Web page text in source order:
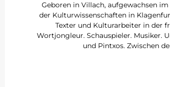
Geboren in Villach, aufgewachsen
der Kulturwissenschaften in
Texter und Kulturarbeiter in der
Wortjongleur. Schauspieler. Musiker.
und Pintxos. Zwischen